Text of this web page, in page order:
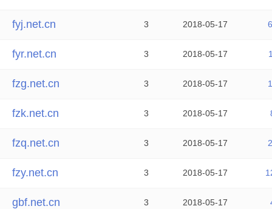
fyj.net.cn 3 2018-05-17
fyr.net.cn 3 2018-05-17
fzg.net.cn 3 2018-05-17
fzk.net.cn 3 2018-05-17
fzq.net.cn 3 2018-05-17
fzy.net.cn 3 2018-05-17
gbf.net.cn 3 2018-05-17